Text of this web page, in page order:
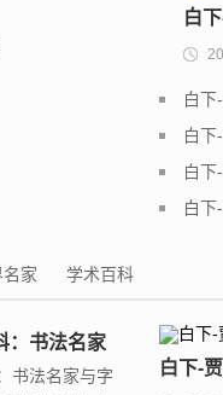
白
框
白下
生
白下
打印
白下
白下
家 学术百科
：书法名家
化品牌塑
书法名家与字
白下-